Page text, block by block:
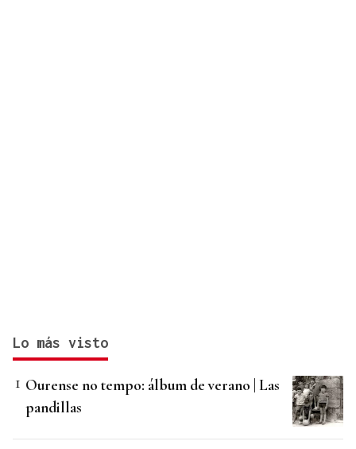
Lo más visto
Ourense no tempo: álbum de verano | Las
pandillas